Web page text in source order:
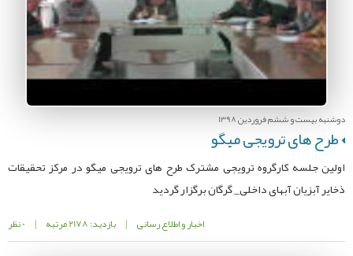
دوشنبه بیست و ششم فروردین 1398
طرح های ترویجی میگو
اولین جلسه کارگروه ترویجی مشترک طرح های ترویجی میگو در مرکز تحقیقات
ذخایر آبزیان آبهای داخلی_ گرگان برگزار گردید
اخبار و اطلاع رسانی | بازدید: 2178 مرتبه | 0 نظر